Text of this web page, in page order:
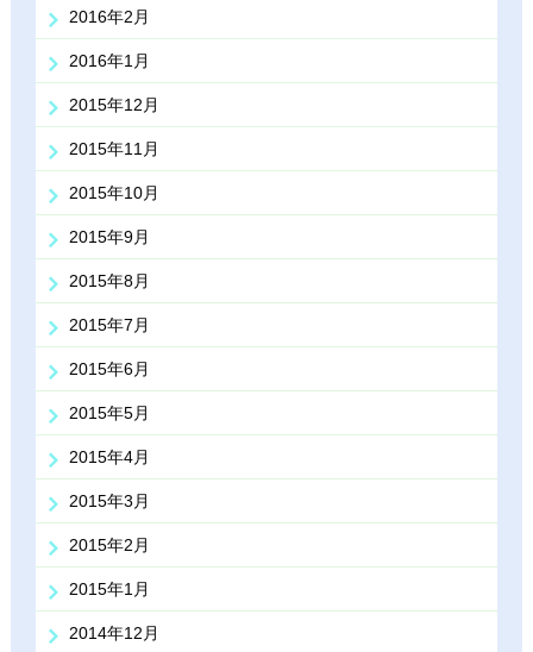
2016年2月
2016年1月
2015年12月
2015年11月
2015年10月
2015年9月
2015年8月
2015年7月
2015年6月
2015年5月
2015年4月
2015年3月
2015年2月
2015年1月
2014年12月